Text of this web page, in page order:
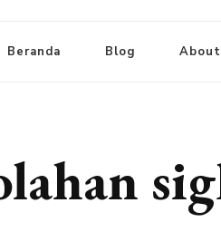
Beranda Blog About